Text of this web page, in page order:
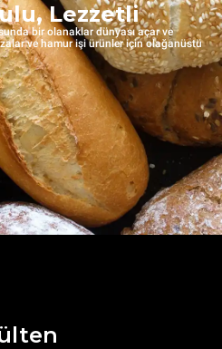
Lezzetli
bir olanaklar dünyası açar ve
ve hamur işi ürünler için olağanüstü